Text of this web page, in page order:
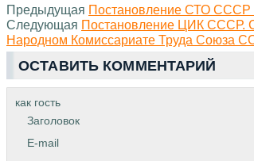
Предыдущая Постановление СТО СССР
Следующая Постановление ЦИК СССР.
Народном Комиссариате Труда Союза
ОСТАВИТЬ КОММЕНТАРИЙ
как гость
Заголовок
E-mail